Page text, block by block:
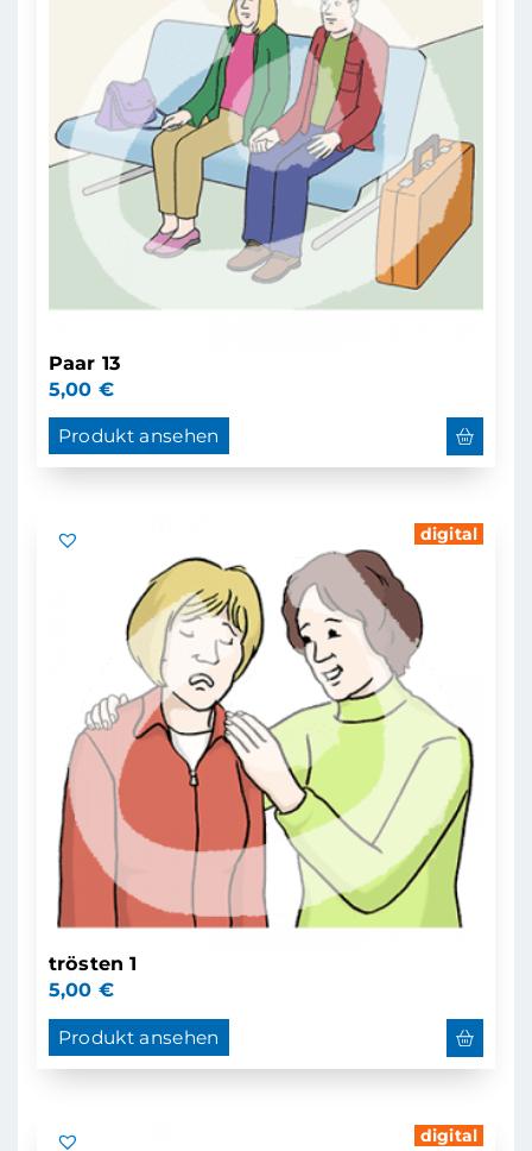
Paar 13
5,00 €
Produkt ansehen
digital
trösten 1
5,00 €
Produkt ansehen
digital